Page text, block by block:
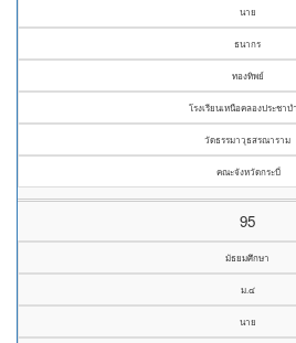
นาย
ธนากร
ทองทิพย์
โรงเรียนเหนือคลองประชาบ
วัดธรรมาวุธสรณาราม
คณะจังหวัดกระบี่
95
มัธยมศึกษา
ม.๔
นาย